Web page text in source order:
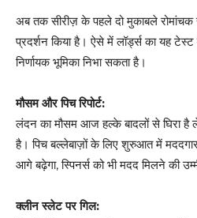
अब तक सीरीज़ के पहले दो मुकाबले रोमांचक
प्रदर्शन किया है। ऐसे में लॉर्ड्स का यह
निर्णायक भूमिका निभा सकता है।
मौसम और पिच रिपोर्ट:
लंदन का मौसम आज हल्के बादलों से घिरा है
है। पिच बल्लेबाज़ों के लिए शुरुआत में
आगे बढ़ेगा, स्पिनर्स को भी मदद मिलने की
क्लीन स्लेट पर गिल: